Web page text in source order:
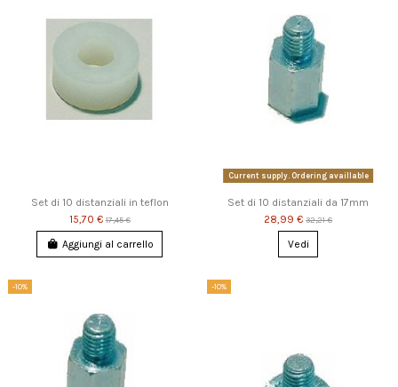
Set di 10 distanziali in teflon
15,70 €17,45 €
Aggiungi al carrello
Current supply. Ordering availlable
Set di 10 distanziali da 17mm
28,99 €32,21 €
Vedi
-10% -10%